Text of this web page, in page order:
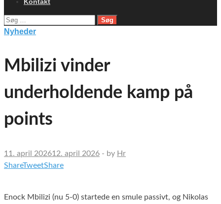
Søg
efter:
Nyheder
Mbilizi vinder
underholdende kamp på
points
11. april 202612. april 2026 - by Hr
ShareTweetShare
Enock Mbilizi (nu 5-0) startede en smule passivt, og Nikolas